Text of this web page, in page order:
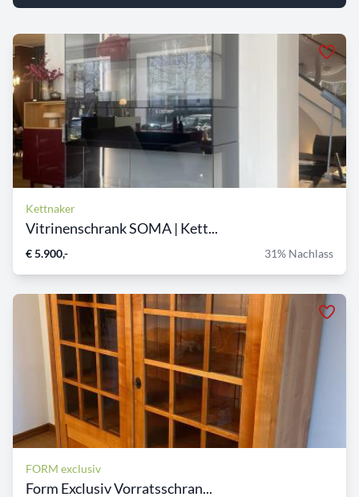
Kettnaker
Vitrinenschrank SOMA | Kett...
€ 5.900,- 31% Nachlass
FORM exclusiv
Form Exclusiv Vorratsschran...